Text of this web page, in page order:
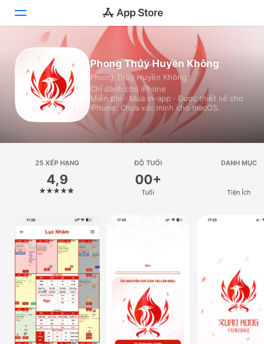
Hôm nay
Trò chơi
Ứng dụng
Tìm kiếm
Nền tảng
iPhone
Máy Mac
Watch
TV
Phong Thủy Huyền Không
Phong Thủy Huyền Không
Chỉ dành cho iPhone
Miễn phí · Mua in-app · Được thiết kế cho
iPhone. Chưa xác minh cho macOS.
25 XẾP HẠNG
4,9
ĐỘ TUỔI
00+
Tuổi
DANH MỤC
Tiện Ích